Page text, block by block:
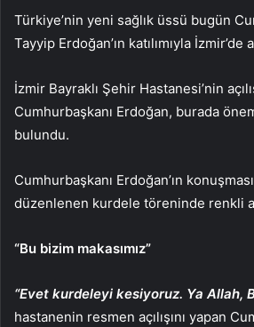
Türkiye’nin yeni sağlık üssü bugün
Tayyip Erdoğan’ın katılımıyla İzmir’de
İzmir Bayraklı Şehir Hastanesi’nin
Cumhurbaşkanı Erdoğan, burada
bulundu.
Cumhurbaşkanı Erdoğan’ın
düzenlenen kurdele töreninde renkli
“Bu bizim makasımız”
“Evet kurdeleyi kesiyoruz. Ya Allah,
hastanenin resmen açılışını yapan